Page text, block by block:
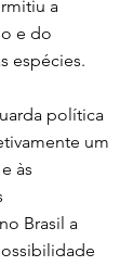
a
e do
espécies.
política
um
às
Brasil a